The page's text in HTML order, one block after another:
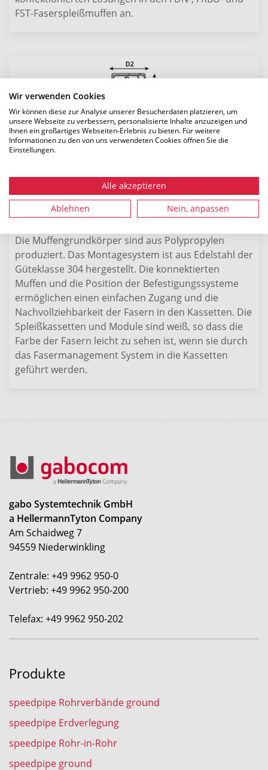
Wir verwenden Cookies
Wir können diese zur Analyse unserer Besucherdaten platzieren, um
unsere Webseite zu verbessern, personalisierte Inhalte anzuzeigen und
Ihnen ein großartiges Webseiten-Erlebnis zu bieten. Für weitere
Informationen zu den von uns verwendeten Cookies öffnen Sie die
Einstellungen.
Alle akzeptieren
Ablehnen Nein, anpassen
FST-Faserspleißmuffen an.
Die Muffengrundkörper sind aus Polypropylen
produziert. Das Montagesystem ist aus Edelstahl der
Güteklasse 304 hergestellt. Die konnektierten
Muffen und die Position der Befestigungssysteme
ermöglichen einen einfachen Zugang und die
Nachvollziehbarkeit der Fasern in den Kassetten. Die
Spleißkassetten und Module sind weiß, so dass die
Farbe der Fasern leicht zu sehen ist, wenn sie durch
das Fasermanagement System in die Kassetten
geführt werden.
gabo Systemtechnik GmbH
a HellermannTyton Company
Am Schaidweg 7
94559 Niederwinkling
Zentrale: +49 9962 950-0
Vertrieb: +49 9962 950-200
Telefax: +49 9962 950-202
Produkte
speedpipe Rohrverbände ground
speedpipe Erdverlegung
speedpipe Rohr-in-Rohr
speedpipe ground